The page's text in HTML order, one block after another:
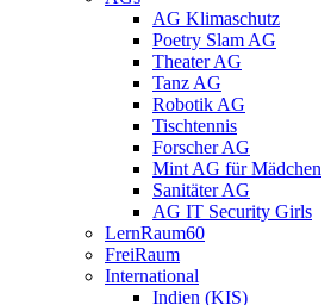
AG Klimaschutz
Poetry Slam AG
Theater AG
Tanz AG
Robotik AG
Tischtennis
Forscher AG
Mint AG für Mädchen
Sanitäter AG
AG IT Security Girls
LernRaum60
FreiRaum
International
Indien (KIS)